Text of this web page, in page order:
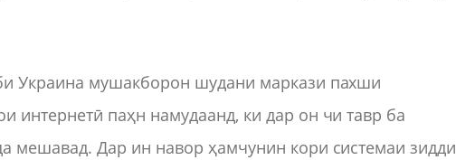
Украина мушакборон шудани маркази пахши
интернетӣ паҳн намудаанд, ки дар он чи тавр ба
мешавад. Дар ин навор ҳамчунин кори системаи зидди